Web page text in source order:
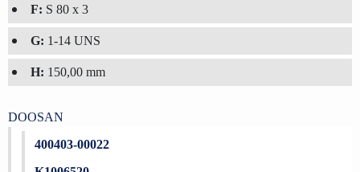
F: S 80 x 3
G: 1-14 UNS
H: 150,00 mm
DOOSAN
400403-00022